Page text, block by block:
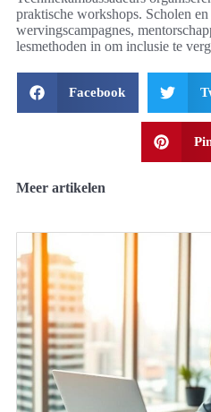
praktische workshops. Scholen
wervingscampagnes,
lesmethoden in om inclusie te
Facebook
Meer artikelen